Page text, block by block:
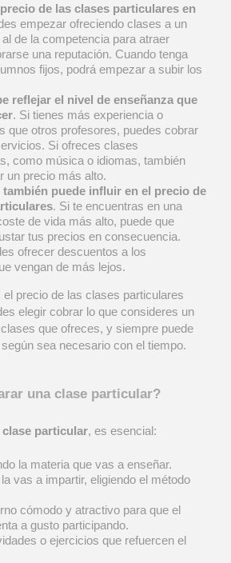
de las clases particulares en
empezar ofreciendo clases a un
de la competencia para atraer
una reputación. Cuando tenga
fijos, podrá empezar a subir los
reflejar el nivel de enseñanza que
. Si tienes más experiencia o
que otros profesores, puedes cobrar
Si ofreces clases
como música o idiomas, también
un precio más alto.
puede influir en el precio de
. Si te encuentras en una
de vida más alto, puede que
tus precios en consecuencia.
ofrecer descuentos a los
vengan de más lejos.
el precio de las clases particulares
elegir cobrar lo que consideres un
que ofreces, y siempre puede
sea necesario con el tiempo.
una clase particular?
particular, es esencial:
la materia que vas a enseñar.
vas a impartir, eligiendo el método
cómodo y atractivo para que el
a gusto participando.
o ejercicios que refuercen el